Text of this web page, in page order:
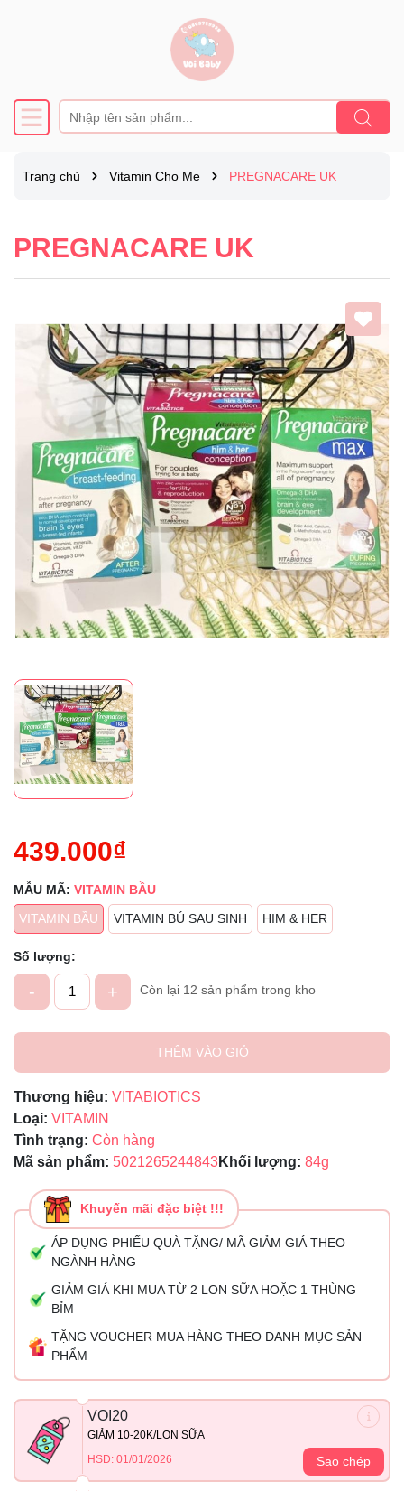
Trang chủ Vitamin Cho Mẹ PREGNACARE UK
PREGNACARE UK
439.000₫
MẪU MÃ: VITAMIN BẦU
VITAMIN BẦU
VITAMIN BÚ SAU SINH HIM & HER
Số lượng:
- + Còn lại 12 sản phẩm trong kho
THÊM VÀO GIỎ
Thương hiệu: VITABIOTICS
Loại: VITAMIN
Tình trạng: Còn hàng
Mã sản phẩm: 5021265244843Khối lượng: 84g
Khuyến mãi đặc biệt !!!
ÁP DỤNG PHIẾU QUÀ TẶNG/ MÃ GIẢM GIÁ THEO
NGÀNH HÀNG
GIẢM GIÁ KHI MUA TỪ 2 LON SỮA HOẶC 1 THÙNG
BỈM
TẶNG VOUCHER MUA HÀNG THEO DANH MỤC SẢN
PHẨM
VOI20
GIẢM 10-20K/LON SỮA
HSD: 01/01/2026
Sao chép